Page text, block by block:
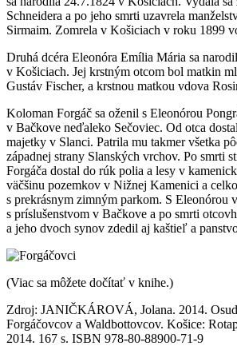
Schneidera a po jeho smrti uzavrela
Sirmaim. Zomrela v Košiciach v roku 1899
Druhá dcéra Eleonóra Emília Mária sa
v Košiciach. Jej krstným otcom bol matkin
Gustáv Fischer, a krstnou matkou vdova
Koloman Forgáč sa oženil s Eleonórou
v Bačkove neďaleko Sečoviec. Od otca
majetky v Slanci. Patrila mu takmer všetka
západnej strany Slanských vrchov. Po smrti
Forgáča dostal do rúk polia a lesy v
väčšinu pozemkov v Nižnej Kamenici a
s prekrásnym zimným parkom. S Eleonórou
s príslušenstvom v Bačkove a po smrti
a jeho dvoch synov zdedil aj kaštieľ a
(Viac sa môžete dočítať v knihe.)
Zdroj: JANIČKÁROVÁ, Jolana. 2014.
Forgáčovcov a Waldbottovcov. Košice:
2014. 167 s. ISBN 978-80-88900-71-9